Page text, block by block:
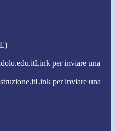
Link per inviare una
Link per inviare una